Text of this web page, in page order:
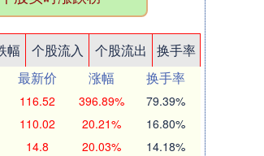
幅 个股流入 个股流出
换手率
最新价 涨幅
换手率
116.52 396.89% 79.39%
110.02 20.21% 16.80%
14.8 20.03% 14.18%